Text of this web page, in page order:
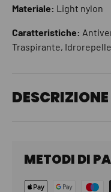
Materiale: Light nylon
Caratteristiche:
Traspirante,
DESCRIZIONE
METODI DI